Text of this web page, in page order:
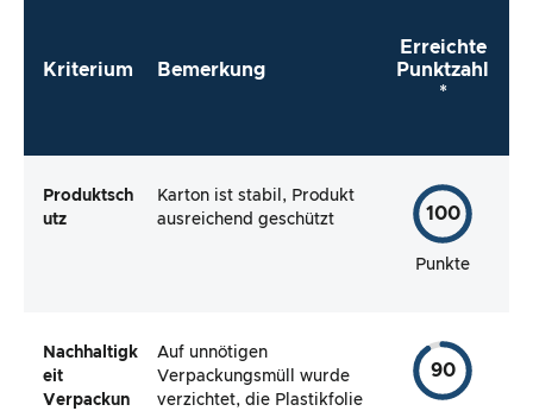
Kriterium Bemerkung
Erreichte
Punktzahl
*
Produktsch
utz
Karton ist stabil, Produkt
ausreichend geschützt
100
Punkte
Nachhaltigk
eit
Verpackun
Auf unnötigen
Verpackungsmüll wurde
verzichtet, die Plastikfolie
90